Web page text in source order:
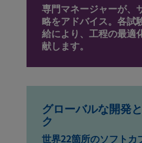
専門マネージャーが、
略をアドバイス。各試
給により、工程の最適
献します。
グローバルな開発
ク
世界22箇所のソフトカ